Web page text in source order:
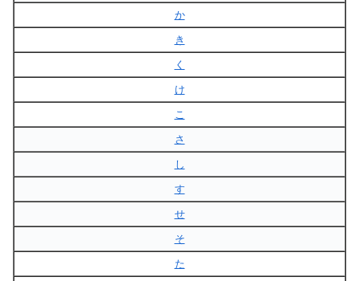
か
き
く
け
こ
さ
し
す
せ
そ
た